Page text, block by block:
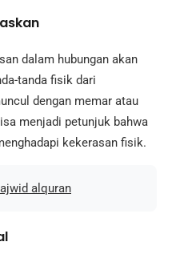
dalam hubungan akan
tanda fisik dari
dengan memar atau
menjadi petunjuk bahwa
kekerasan fisik.
alquran